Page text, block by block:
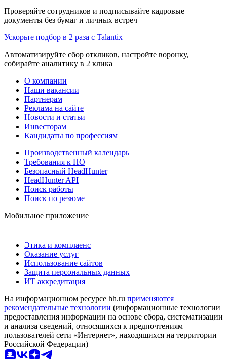
Проверяйте сотрудников и подписывайте кадровые
документы без бумаг и личных встреч
Ускорьте подбор в 2 раза с Talantix
Автоматизируйте сбор откликов, настройте воронку,
собирайте аналитику в 2 клика
О компании
Наши вакансии
Партнерам
Реклама на сайте
Новости и статьи
Инвесторам
Кандидаты по профессиям
Производственный календарь
Требования к ПО
Безопасный HeadHunter
HeadHunter API
Поиск работы
Поиск по резюме
Мобильное приложение
Этика и комплаенс
Оказание услуг
Использование сайтов
Защита персональных данных
ИТ аккредитация
На информационном ресурсе hh.ru применяются
рекомендательные технологии (информационные технологии
предоставления информации на основе сбора, систематизации
и анализа сведений, относящихся к предпочтениям
пользователей сети «Интернет», находящихся на территории
Российской Федерации)